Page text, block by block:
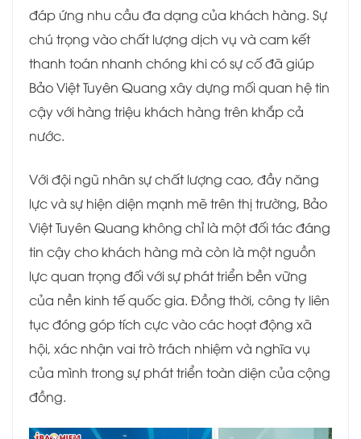
đáp ứng nhu cầu đa dạng của khách hàng. Sự
chú trọng vào chất lượng dịch vụ và cam kết
thanh toán nhanh chóng khi có sự cố đã giúp
Bảo Việt Tuyên Quang xây dựng mối quan hệ tin
cậy với hàng triệu khách hàng trên khắp cả
nước.
Với đội ngũ nhân sự chất lượng cao, đầy năng
lực và sự hiện diện mạnh mẽ trên thị trường, Bảo
Việt Tuyên Quang không chỉ là một đối tác đáng
tin cậy cho khách hàng mà còn là một nguồn
lực quan trọng đối với sự phát triển bền vững
của nền kinh tế quốc gia. Đồng thời, công ty liên
tục đóng góp tích cực vào các hoạt động xã
hội, xác nhận vai trò trách nhiệm và nghĩa vụ
của mình trong sự phát triển toàn diện của cộng
đồng.